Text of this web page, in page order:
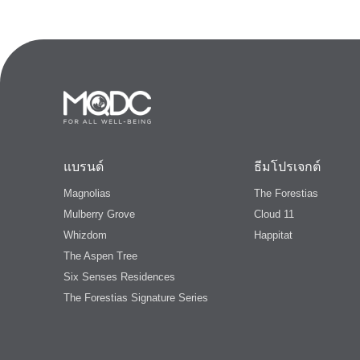
แบรนด์
Magnolias
Mulberry Grove
Whizdom
The Aspen Tree
Six Senses Residences
The Forestias Signature Series
ธีมโปรเจกต์
The Forestias
Cloud 11
Happitat